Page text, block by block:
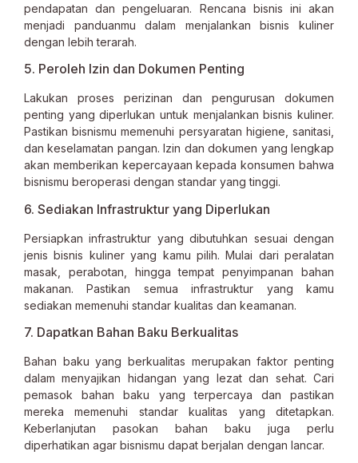
pendapatan dan pengeluaran. Rencana bisnis ini akan
menjadi panduanmu dalam menjalankan bisnis kuliner
dengan lebih terarah.
5. Peroleh Izin dan Dokumen Penting
Lakukan proses perizinan dan pengurusan dokumen
penting yang diperlukan untuk menjalankan bisnis kuliner.
Pastikan bisnismu memenuhi persyaratan higiene, sanitasi,
dan keselamatan pangan. Izin dan dokumen yang lengkap
akan memberikan kepercayaan kepada konsumen bahwa
bisnismu beroperasi dengan standar yang tinggi.
6. Sediakan Infrastruktur yang Diperlukan
Persiapkan infrastruktur yang dibutuhkan sesuai dengan
jenis bisnis kuliner yang kamu pilih. Mulai dari peralatan
masak, perabotan, hingga tempat penyimpanan bahan
makanan. Pastikan semua infrastruktur yang kamu
sediakan memenuhi standar kualitas dan keamanan.
7. Dapatkan Bahan Baku Berkualitas
Bahan baku yang berkualitas merupakan faktor penting
dalam menyajikan hidangan yang lezat dan sehat. Cari
pemasok bahan baku yang terpercaya dan pastikan
mereka memenuhi standar kualitas yang ditetapkan.
Keberlanjutan pasokan bahan baku juga perlu
diperhatikan agar bisnismu dapat berjalan dengan lancar.